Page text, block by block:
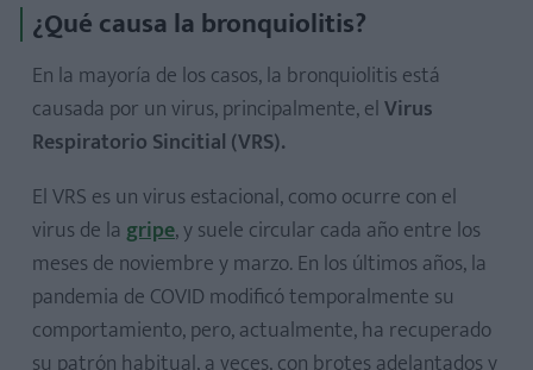
¿Qué causa la bronquiolitis?
En la mayoría de los casos, la bronquiolitis está
causada por un virus, principalmente, elVirus
Respiratorio Sincitial (VRS).
El VRS es un virus estacional, como ocurre con el
virus de la gripe, y suele circular cada año entre los
meses de noviembre y marzo. En los últimos años, la
pandemia de COVID modificó temporalmente su
comportamiento, pero, actualmente, ha recuperado